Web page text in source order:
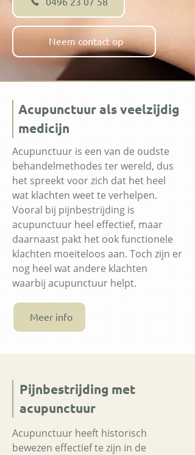
Neem contact op
Acupunctuur als veelzijdig
medicijn
Acupunctuur is een van de oudste
behandelmethodes ter wereld, dus
het spreekt voor zich dat het heel
wat klachten weet te verhelpen.
Vooral bij pijnbestrijding is
acupunctuur heel effectief, maar
daarnaast pakt het ook functionele
klachten moeiteloos aan. Toch zijn er
nog heel wat andere klachten
waarbij acupunctuur helpt.
Meer info
Pijnbestrijding met
acupunctuur
Acupunctuur heeft historisch
bewezen effectief te zijn in de